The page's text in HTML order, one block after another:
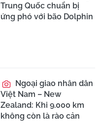
Trung Quốc chuẩn bị
ứng phó với bão Dolphin
Ngoại giao nhân dân
Việt Nam – New
Zealand: Khi 9.000 km
không còn là rào cản